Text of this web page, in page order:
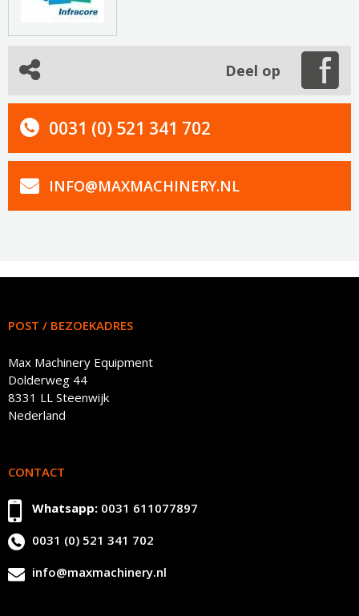
Deel op
0031 (0) 521 341 702
INFO@MAXMACHINERY.NL
POST / BEZOEKADRES
Max Machinery Equipment
Dolderweg 44
8331 LL Steenwijk
Nederland
CONTACT
Whatsapp: 0031 611077897
0031 (0) 521 341 702
info@maxmachinery.nl